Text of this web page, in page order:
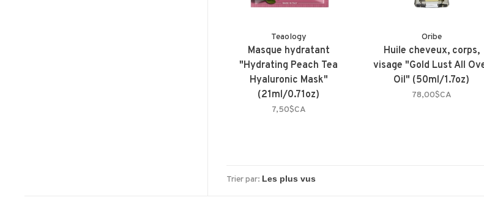
Teaology
Masque hydratant
"Hydrating Peach Tea
Hyaluronic Mask"
(21ml/0.71oz)
7,50$CA
Oribe
Huile cheveux, corps,
visage "Gold Lust All
Oil" (50ml/1.7oz)
78,00$CA
Trier par: